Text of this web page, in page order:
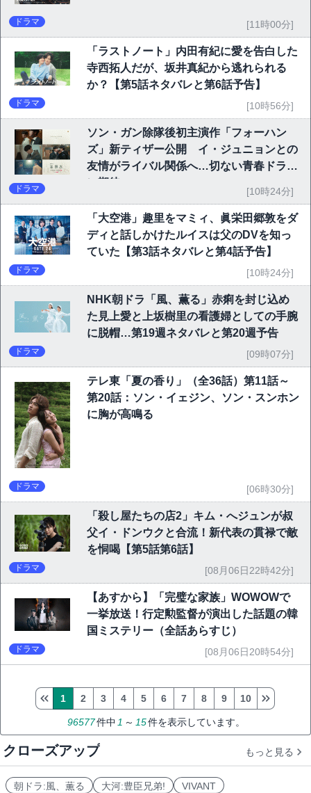
ドラマ [11時00分]
「ラストノート」内田有紀に愛を告白した
寺西拓人だが、坂井真紀から逃れられる
か？【第5話ネタバレと第6話予告】
ドラマ [10時56分]
ソン・ガン除隊後初主演作「フォーハン
ズ」新ティザー公開 イ・ジュニョンとの
友情がライバル関係へ…切ない青春ドラマ
に期待
ドラマ [10時24分]
「大空港」趣里をマミィ、眞栄田郷敦をダ
ディと話しかけたルイスは父のDVを知っ
ていた【第3話ネタバレと第4話予告】
ドラマ [10時24分]
NHK朝ドラ「風、薫る」赤痢を封じ込め
た見上愛と上坂樹里の看護婦としての手腕
に脱帽…第19週ネタバレと第20週予告
ドラマ [09時07分]
テレ東「夏の香り」（全36話）第11話～
第20話：ソン・イェジン、ソン・スンホン
に胸が高鳴る
ドラマ [06時30分]
「殺し屋たちの店2」キム・へジュンが叔
父イ・ドンウクと合流！新代表の貫禄で敵
を恫喝【第5話第6話】
ドラマ [08月06日22時42分]
【あすから】「完璧な家族」WOWOWで
一挙放送！行定勲監督が演出した話題の韓
国ミステリー（全話あらすじ）
ドラマ [08月06日20時54分]
96577件中 1 ～ 15件を表示しています。
1 2 3 4 5 6 7 8 9 10
クローズアップ もっと見る
朝ドラ:風、薫る 大河:豊臣兄弟!
VIVANT